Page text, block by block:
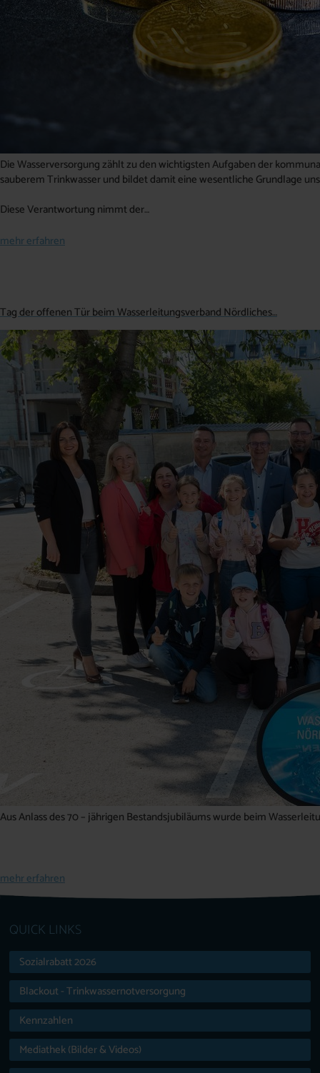
Die Wasserversorgung zählt zu den wichtigsten Aufgaben der
sauberem Trinkwasser und bildet damit eine wesentliche Grundlage
Diese Verantwortung nimmt der…
mehr erfahren
Tag der offenen Tür beim Wasserleitungsverband Nördliches…
Aus Anlass des 70 – jährigen Bestandsjubiläums wurde beim
mehr erfahren
QUICK LINKS
Sozialrabatt 2026
Blackout - Trinkwassernotversorgung
Kennzahlen
Mediathek (Bilder & Videos)